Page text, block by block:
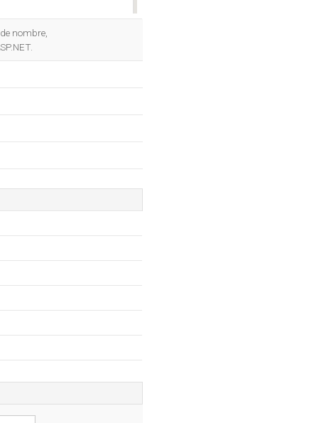
nombre,